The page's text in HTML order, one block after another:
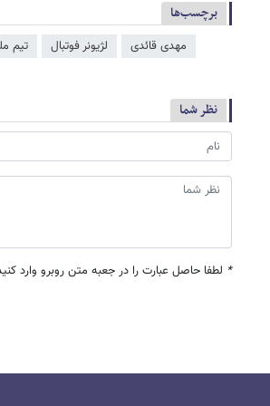
برچسب‌ها
مهدی قائدی لژیونر فوتبال تیم
نظر شما
* لطفا حاصل عبارت را در جعبه متن روبرو وارد